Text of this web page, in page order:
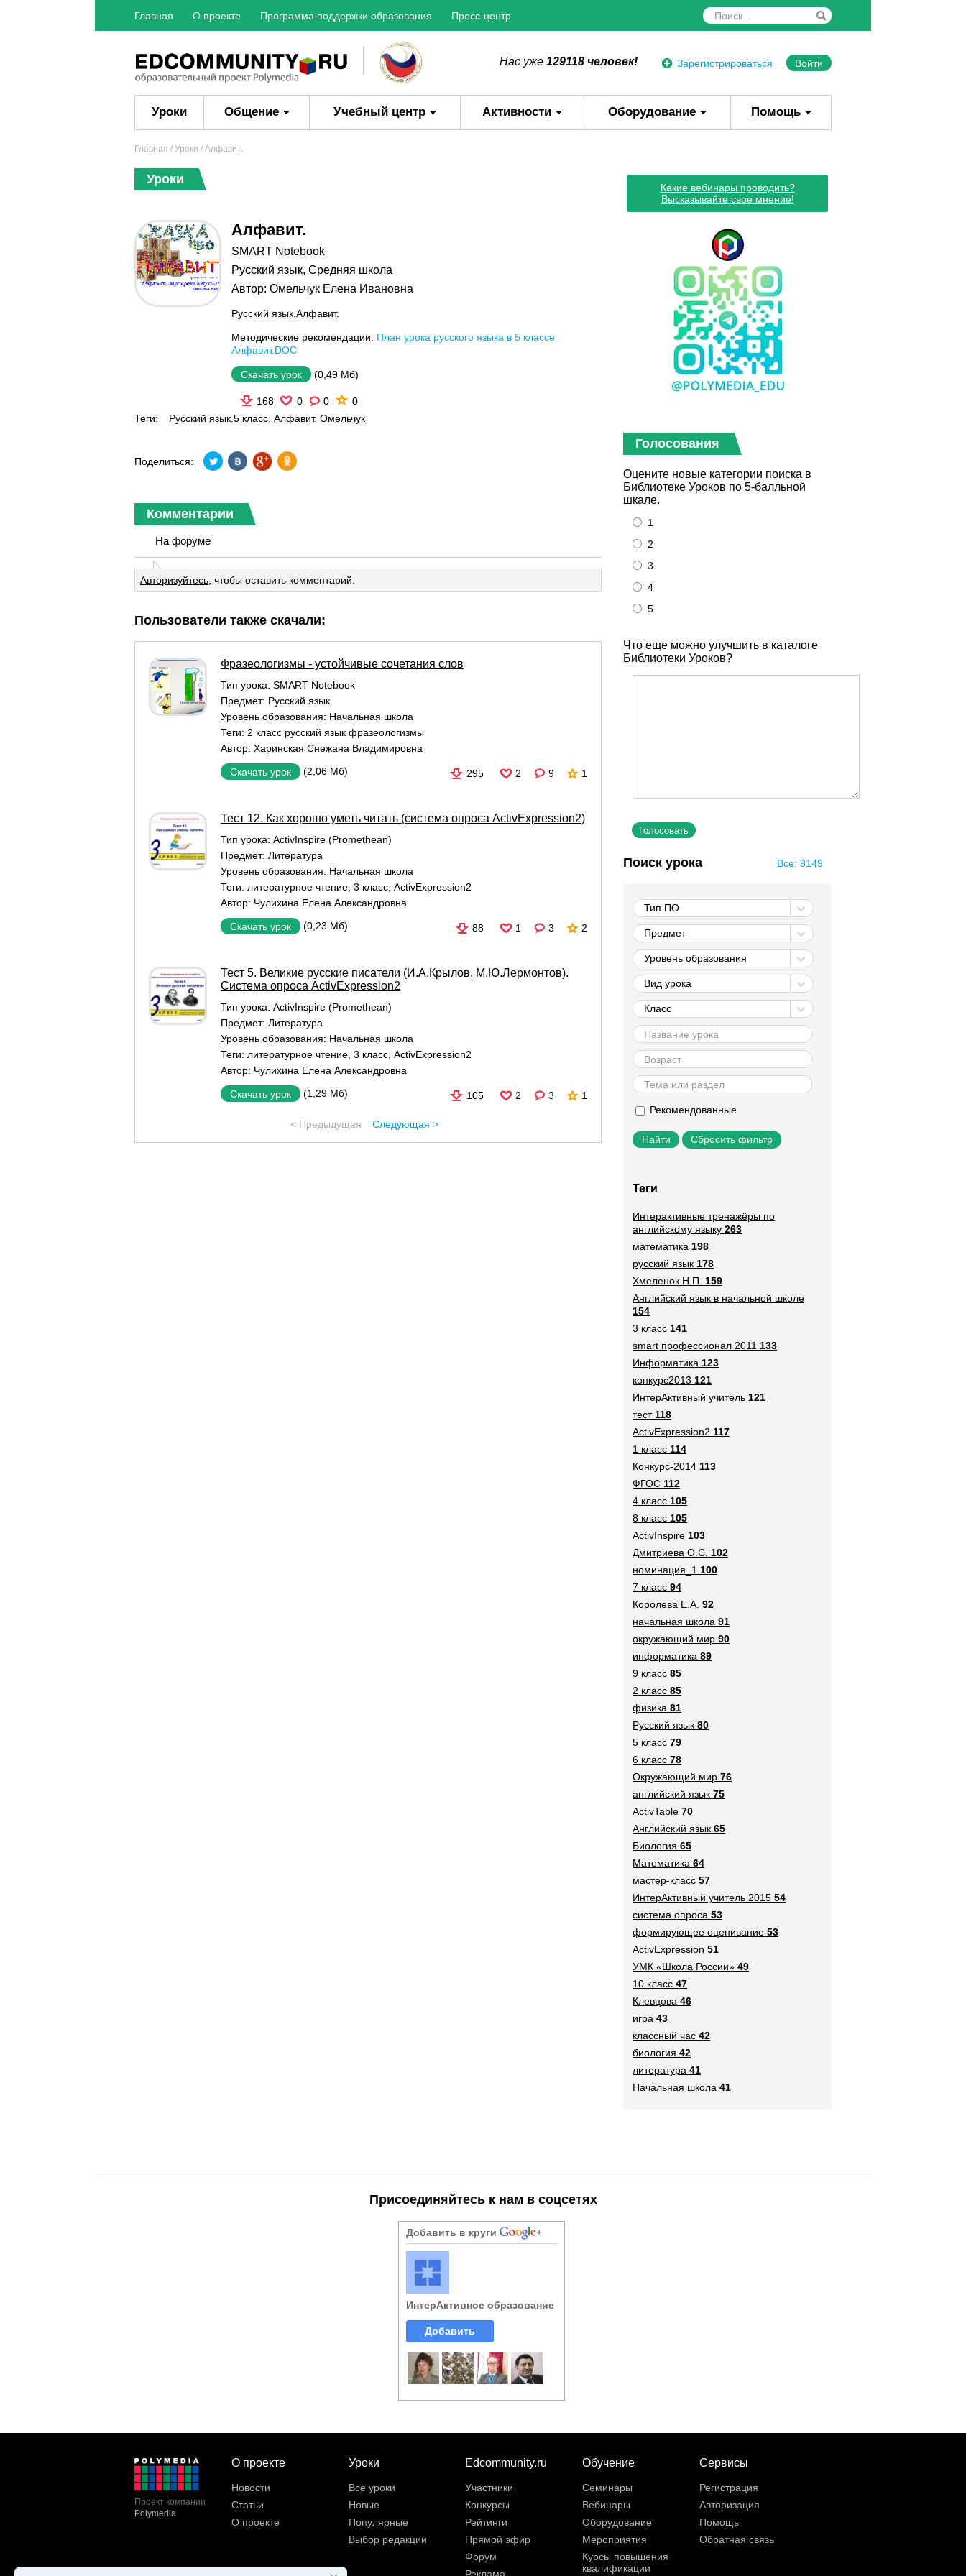
Главная О проекте Программа поддержки образования Пресс-центр
Зарегистрироваться Войти
Нас уже 129118 человек!
Уроки Общение Учебный центр Активности Оборудование Помощь
Главная / Уроки / Алфавит.
Уроки
Алфавит.
SMART Notebook
Русский язык, Средняя школа
Автор: Омельчук Елена Ивановна
Русский язык.Алфавит.
Методические рекомендации: План урока русского языка в 5 классе
Алфавит.DOC
Скачать урок (0,49 Мб)
168 0 0
0
Теги:
Русский язык.5 класс. Алфавит. Омельчук
Поделиться:
Комментарии
На форуме
Авторизуйтесь , чтобы оставить комментарий.
Пользователи также скачали:
Фразеологизмы - устойчивые сочетания слов
Тип урока: SMART Notebook
Предмет: Русский язык
Уровень образования: Начальная школа
Теги: 2 класс русский язык фразеологизмы
Автор: Харинская Снежана Владимировна
Скачать урок (2,06 Мб) 295 2 9 1
Тест 12. Как хорошо уметь читать (система опроса ActivExpression2)
Тип урока: ActivInspire (Promethean)
Предмет: Литература
Уровень образования: Начальная школа
Теги: литературное чтение 3 класс ActivExpression2
Автор: Чулихина Елена Александровна
Скачать урок (0,23 Мб) 88 1 3 2
Тест 5. Великие русские писатели (И.А.Крылов, М.Ю.Лермонтов).
Система опроса ActivExpression2
Тип урока: ActivInspire (Promethean)
Предмет: Литература
Уровень образования: Начальная школа
Теги: литературное чтение 3 класс ActivExpression2
Автор: Чулихина Елена Александровна
Скачать урок (1,29 Мб) 105 2 3 1
< Предыдущая Следующая >
Какие вебинары проводить?
Высказывайте свое мнение!
Голосования
Оцените новые категории поиска в
Библиотеке Уроков по 5-балльной
шкале.
1
2
3
4
5
Что еще можно улучшить в каталоге
Библиотеки Уроков?
Все: 9149
Поиск урока
Тип ПО
Предмет
Уровень образования
Вид урока
Класс
Рекомендованные
Сбросить фильтр
Теги
Интерактивные тренажёры по
английскому языку 263
математика 198
русский язык 178
Хмеленок Н.П.
159
Английский язык в начальной школе
154
3 класс 141
smart профессионал 2011 133
Информатика 123
конкурс2013 121
ИнтерАктивный учитель 121
тест118
ActivExpression2 117
1 класс 114
Конкурс-2014 113
ФГОС 112
4 класс 105
8 класс 105
ActivInspire 103
Дмитриева О.С. 102
номинация_1 100
7 класс 94
Королева Е.А. 92
начальная школа 91
окружающий мир 90
информатика 89
9 класс 85
2 класс 85
физика 81
Русский язык 80
5 класс 79
6 класс 78
Окружающий мир 76
английский язык 75
ActivTable 70
Английский язык 65
Биология 65
Математика 64
мастер-класс 57
ИнтерАктивный учитель 2015 54
система опроса 53
формирующее оценивание 53
ActivExpression 51
УМК «Школа России» 49
10 класс 47
Клевцова 46
игра 43
классный час 42
биология 42
литература 41
Начальная школа 41
Присоединяйтесь к нам в соцсетях
Добавить в круги
ИнтерАктивное образование
Добавить
Проект компании
Polymedia
О проекте
Новости
Статьи
О проекте
Уроки
Все уроки
Новые
Популярные
Выбор редакции
Edcommunity.ru
Участники
Конкурсы
Рейтинги
Прямой эфир
Форум
Реклама
Обучение
Семинары
Вебинары
Оборудование
Мероприятия
Курсы повышения
квалификации
Сервисы
Регистрация
Авторизация
Помощь
Обратная связь